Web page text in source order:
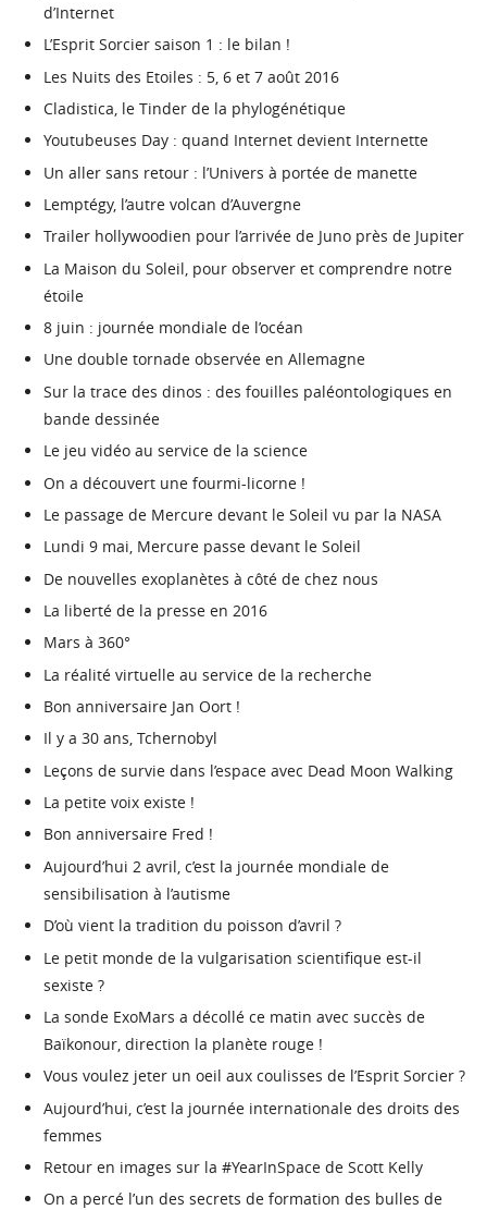
d’Internet
L’Esprit Sorcier saison 1 : le bilan !
Les Nuits des Etoiles : 5, 6 et 7 août 2016
Cladistica, le Tinder de la phylogénétique
Youtubeuses Day : quand Internet devient Internette
Un aller sans retour : l’Univers à portée de manette
Lemptégy, l’autre volcan d’Auvergne
Trailer hollywoodien pour l’arrivée de Juno près de Jupiter
La Maison du Soleil, pour observer et comprendre notre
étoile
8 juin : journée mondiale de l’océan
Une double tornade observée en Allemagne
Sur la trace des dinos : des fouilles paléontologiques en
bande dessinée
Le jeu vidéo au service de la science
On a découvert une fourmi-licorne !
Le passage de Mercure devant le Soleil vu par la NASA
Lundi 9 mai, Mercure passe devant le Soleil
De nouvelles exoplanètes à côté de chez nous
La liberté de la presse en 2016
Mars à 360°
La réalité virtuelle au service de la recherche
Bon anniversaire Jan Oort !
Il y a 30 ans, Tchernobyl
Leçons de survie dans l’espace avec Dead Moon Walking
La petite voix existe !
Bon anniversaire Fred !
Aujourd’hui 2 avril, c’est la journée mondiale de
sensibilisation à l’autisme
D’où vient la tradition du poisson d’avril ?
Le petit monde de la vulgarisation scientifique est-il
sexiste ?
La sonde ExoMars a décollé ce matin avec succès de
Baïkonour, direction la planète rouge !
Vous voulez jeter un oeil aux coulisses de l’Esprit Sorcier ?
Aujourd’hui, c’est la journée internationale des droits des
femmes
Retour en images sur la #YearInSpace de Scott Kelly
On a percé l’un des secrets de formation des bulles de